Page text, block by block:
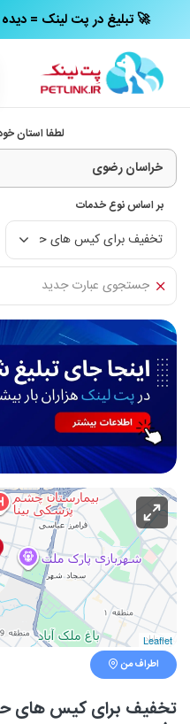
← تبلیغ در پت‌ لینک = دیده شدن در لینک‌های اول گوگل 🚀
لطفا استان
بر اساس نوع خدمات
Leaflet
اطراف من
تخفیف برای کیس های